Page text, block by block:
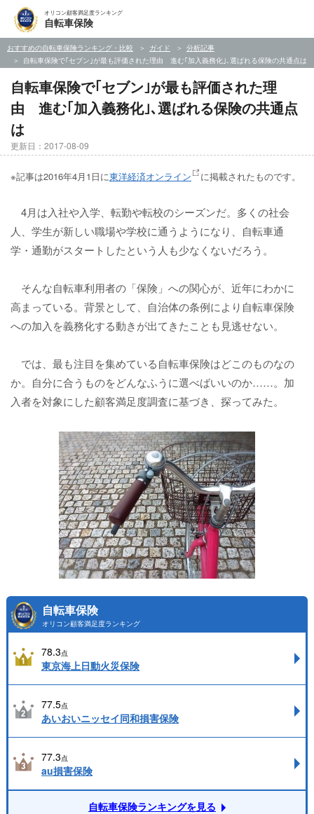
オリコン顧客満足度ランキング
自転車保険
おすすめの自転車保険ランキング・比較 ガイド
分析記事
自転車保険で｢セブン｣が最も評価された理由 進む｢加入義務化｣､選ばれる保険の共通点は
自転車保険で｢セブン｣が最も評価された理
由 進む｢加入義務化｣､選ばれる保険の共通点
は
更新日：2017-08-09
※記事は2016年4月1日に東洋経済オンライン に掲載されたものです。
4月は入社や入学、転勤や転校のシーズンだ。多くの社会
人、学生が新しい職場や学校に通うようになり、自転車通
学・通勤がスタートしたという人も少なくないだろう。
そんな自転車利用者の「保険」への関心が、近年にわかに
高まっている。背景として、自治体の条例により自転車保険
への加入を義務化する動きが出てきたことも見逃せない。
では、最も注目を集めている自転車保険はどこのものなの
か。自分に合うものをどんなふうに選べばいいのか……。加
入者を対象にした顧客満足度調査に基づき、探ってみた。
自転車保険
オリコン顧客満足度ランキング
78.3点
東京海上日動火災保険
77.5点
あいおいニッセイ同和損害保険
77.3点
au損害保険
自転車保険ランキングを見る